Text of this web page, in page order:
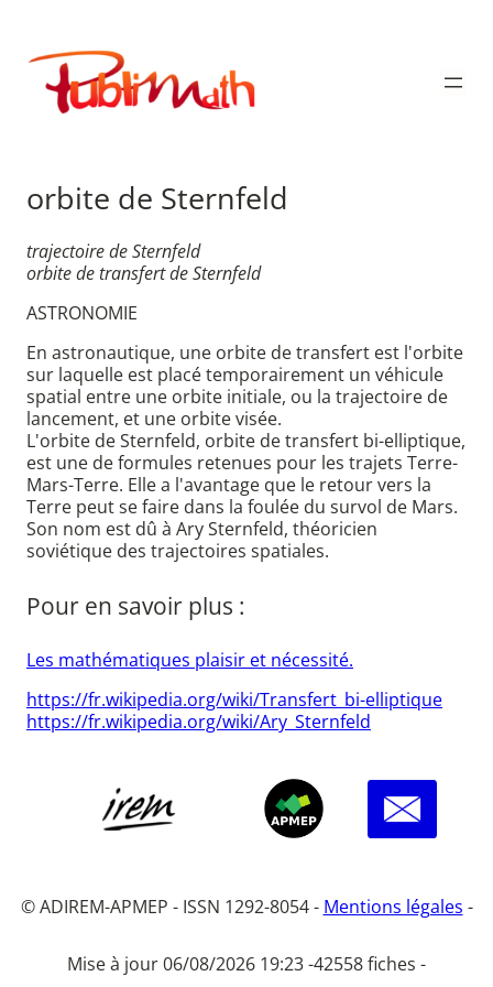
contenu
Publimath
orbite de Sternfeld
trajectoire de Sternfeld
orbite de transfert de Sternfeld
ASTRONOMIE
En astronautique, une orbite de transfert est l'orbite
sur laquelle est placé temporairement un véhicule
spatial entre une orbite initiale, ou la trajectoire de
lancement, et une orbite visée.
L'orbite de Sternfeld, orbite de transfert bi-elliptique,
est une de formules retenues pour les trajets Terre-
Mars-Terre. Elle a l'avantage que le retour vers la
Terre peut se faire dans la foulée du survol de Mars.
Son nom est dû à Ary Sternfeld, théoricien
soviétique des trajectoires spatiales.
Pour en savoir plus :
Les mathématiques plaisir et nécessité.
https://fr.wikipedia.org/wiki/Transfert_bi-elliptique
https://fr.wikipedia.org/wiki/Ary_Sternfeld
© ADIREM-APMEP - ISSN 1292-8054 - Mentions légales -
Mise à jour 06/08/2026 19:23 -42558 fiches -